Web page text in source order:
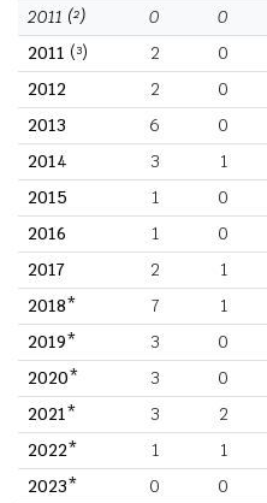
2011 (²) 0 0
2011 (³) 2 0
2012
2 0
2013
6 0
2014
3 1
2015
1 0
2016
1 0
2017
2 1
2018*
7 1
2019*
3 0
2020*
3 0
2021*
3 2
2022*
1 1
2023*
0 0